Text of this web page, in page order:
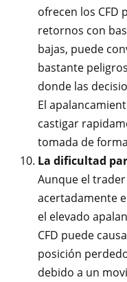
ofrecen los CFD
retornos con
bajas, puede
bastante
donde las
El
castigar
tomada de
La dificultad
Aunque el
acertadamente
el elevado
CFD puede
posición
debido a un